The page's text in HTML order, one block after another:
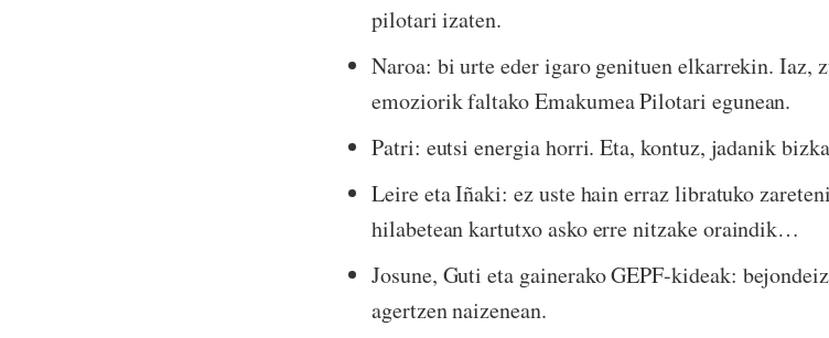
pilotari izaten.
Naroa: bi urte eder igaro genituen elkarrekin. Iaz,
emoziorik faltako Emakumea Pilotari egunean.
Patri: eutsi energia horri. Eta, kontuz, jadanik
Leire eta Iñaki: ez uste hain erraz libratuko
hilabetean kartutxo asko erre nitzake oraindik…
Josune, Guti eta gainerako GEPF-kideak:
agertzen naizenean.